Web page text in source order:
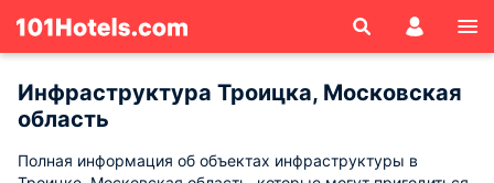
Инфраструктура Троицка, Московская
область
Полная информация об объектах инфраструктуры в